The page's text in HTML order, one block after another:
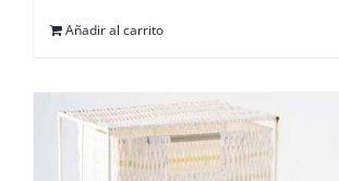
Añadir al carrito